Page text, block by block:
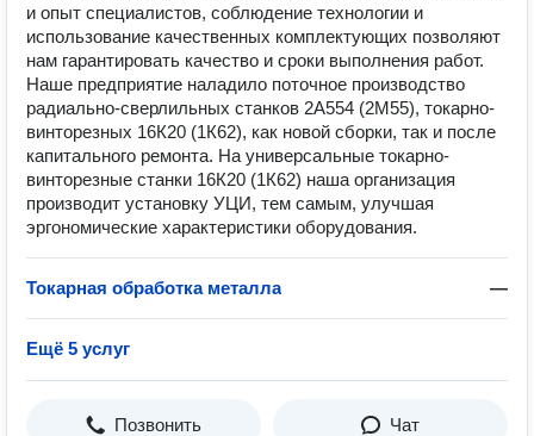
и опыт специалистов, соблюдение технологии и
использование качественных комплектующих позволяют
нам гарантировать качество и сроки выполнения работ.
Наше предприятие наладило поточное производство
радиально-сверлильных станков 2А554 (2М55), токарно-
винторезных 16К20 (1К62), как новой сборки, так и после
капитального ремонта. На универсальные токарно-
винторезные станки 16К20 (1К62) наша организация
производит установку УЦИ, тем самым, улучшая
эргономические характеристики оборудования.
Токарная обработка металла —
Ещё 5 услуг
Позвонить Чат